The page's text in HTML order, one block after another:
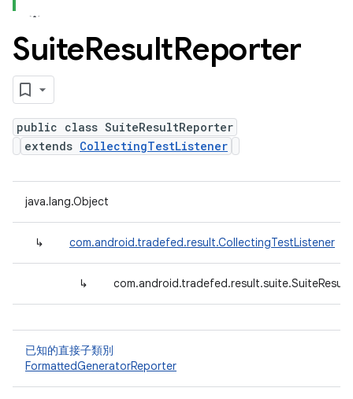
SuiteResultReporter
public class SuiteResultReporter
extends CollectingTestListener
java.lang.Object
↳ com.android.tradefed.result.CollectingTestListener
↳
已知的直接子類別
FormattedGeneratorReporter